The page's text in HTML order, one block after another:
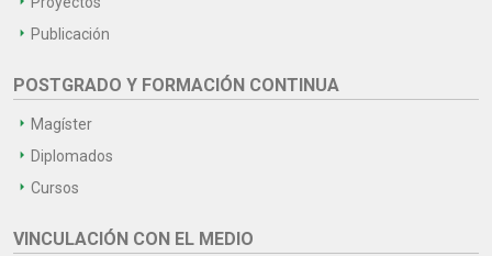
Publicación
POSTGRADO Y FORMACIÓN CONTINUA
Magíster
Diplomados
Cursos
VINCULACIÓN CON EL MEDIO